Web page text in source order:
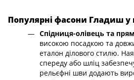
Популярні фасони Гладиш у
Спідниця-олівець та
високою посадкою та
еталон ділового стилю.
спереду або шліц
рельєфні шви додають